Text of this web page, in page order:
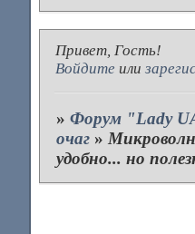
Привет, Гость!
Войдите или
»Форум "Lady
очаг »
удобно... но